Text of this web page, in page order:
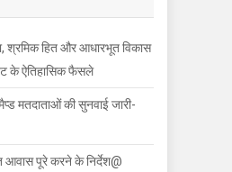
श्रमिक हित और आधारभूत विकास
के ऐतिहासिक फैसले
मतदाताओं की सुनवाई जारी-
पूरे करने के निर्देश@